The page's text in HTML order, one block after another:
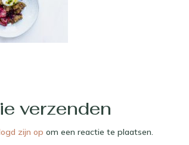
verzenden
zijn op om een reactie te plaatsen.